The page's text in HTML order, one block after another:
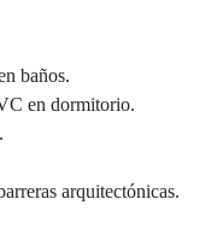
baños.
en dormitorio.
arquitectónicas.